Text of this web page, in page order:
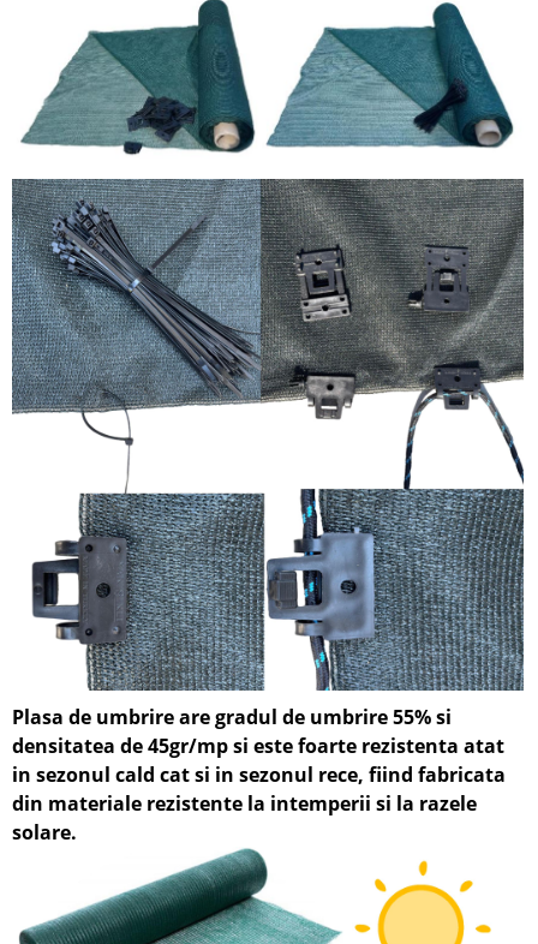
Plasa de umbrire are gradul de umbrire 55% si
densitatea de 45gr/mp si este foarte rezistenta atat
in sezonul cald cat si in sezonul rece, fiind fabricata
din materiale rezistente la intemperii si la razele
solare.